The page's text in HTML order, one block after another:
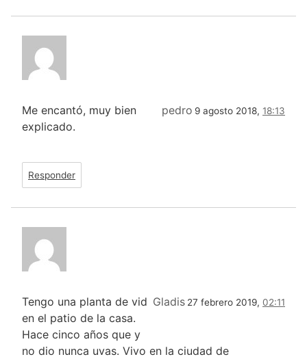
pedro 9 agosto 2018, 18:13
Me encantó, muy bien
explicado.
Responder
Gladis 27 febrero 2019, 02:11
Tengo una planta de vid
en el patio de la casa.
Hace cinco años que y
no dio nunca uvas. Vivo en la ciudad de